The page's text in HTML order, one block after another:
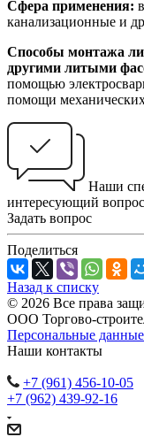
Сфера применения:
канализационные и
Способы монтажа
другими литыми
помощью
помощи
Наши
интересующий
Задать вопрос
Поделиться
Назад к списку
© 2026 Все права
ООО Торгово-
Персональные данные
Наши контакты
+7 (961) 456-10-05
+7 (962) 439-92-16